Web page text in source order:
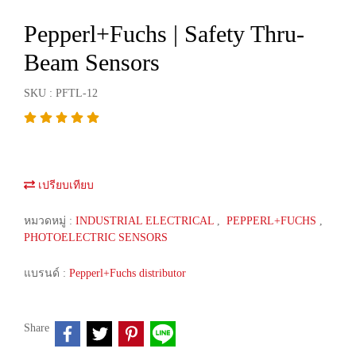
Pepperl+Fuchs | Safety Thru-
Beam Sensors
SKU : PFTL-12
เปรียบเทียบ
หมวดหมู่ : INDUSTRIAL ELECTRICAL , PEPPERL+FUCHS ,
PHOTOELECTRIC SENSORS
แบรนด์ : Pepperl+Fuchs distributor
Share